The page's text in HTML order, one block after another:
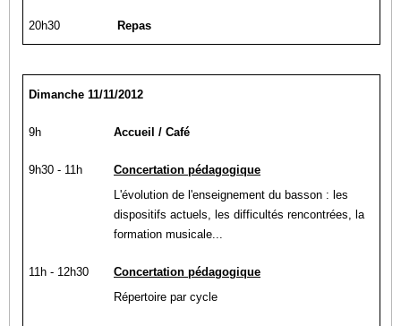
20h30 Repas
Dimanche 11/11/2012
9h Accueil / Café
9h30 - 11h
Concertation pédagogique
L'évolution de l'enseignement du basson : les
dispositifs actuels, les difficultés rencontrées, la
formation musicale...
11h - 12h30
Concertation pédagogique
Répertoire par cycle